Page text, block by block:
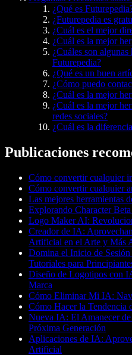
¿Qué es
¿Futurepedia es
¿Cuál es el mejor
¿Cuál es la mejor
¿Cuáles son
Futurepedia?
¿Qué es un buen
¿Cómo puedo
¿Cuál es la mejor
¿Cuál es la mejor
redes sociales?
¿Cuál es la
Publicaciones
Cómo convertir cualquier
Cómo convertir cualquier
Las mejores herramientas
Explorando Character
Logo Maker AI:
Creador de IA:
Artificial en el Arte y Más
Domina el Inicio de
Tutoriales para
Diseño de Logotipos con
Marca
Cómo Eliminar Mi IA:
Cómo Hacer la Tendencia
Nueva IA: El Amanecer
Próxima Generación
Aplicaciones de IA:
Artificial